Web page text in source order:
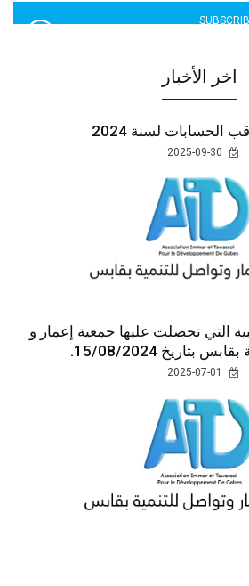
اخر الأخبار
الحسابات لسنة 2024
التي تحصلت عليها جمعية إعمار و
بتاريخ 15/08/2024.